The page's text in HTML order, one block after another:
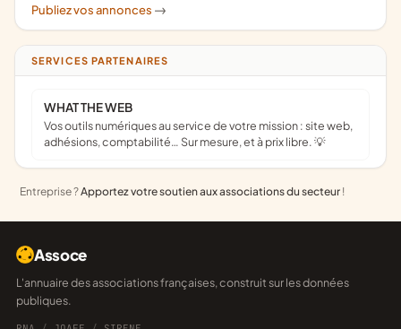
Publiez vos annonces ->
SERVICES PARTENAIRES
WHAT THE WEB
Vos outils numériques au service de votre mission : site web,
adhésions, comptabilité… Sur mesure, et à prix libre. 💡
Entreprise ?Apportez votre soutien aux associations du secteur !
Assoce
L'annuaire des associations françaises, construit sur les données
publiques.